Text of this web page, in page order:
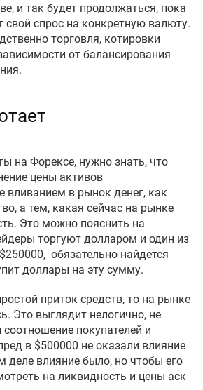
и так будет продолжаться, пока
свой спрос на конкретную валюту.
торговля, котировки
от балансирования
на Форексе, нужно знать, что
цены активов
вливанием в рынок денег, как
а тем, какая сейчас на рынке
Это можно пояснить на
торгуют долларом и один из
обязательно найдется
доллары на эту сумму.
приток средств, то на рынке
Это выглядит нелогично, не
покупателей и
в $500000 не оказали влияние
деле влияние было, но чтобы его
на ликвидность и цены аск